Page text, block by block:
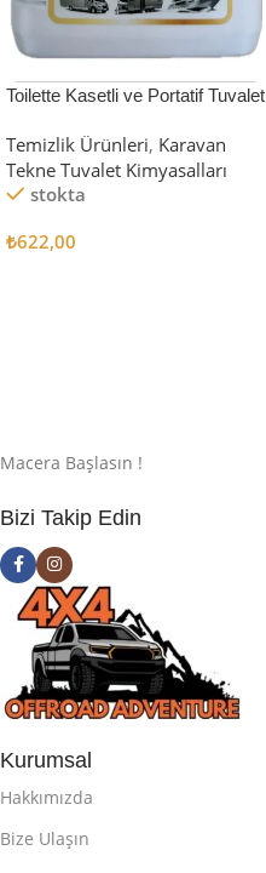
Toilette Kasetli ve Portatif Tuvalet
Karavan Kimyasalı 3000 ml
Temizlik Ürünleri, Karavan
Tekne Tuvalet Kimyasalları
stokta
₺622,00
Macera Başlasın !
Bizi Takip Edin
Kurumsal
Hakkımızda
Bize Ulaşın